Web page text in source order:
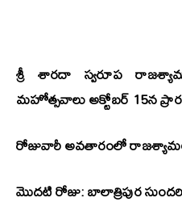
శ్రీ శారదా స్వరూప
మహోత్సవాలు అక్టోబర్ 15న
రోజువారీ అవతారంలో
మొదటి రోజు: బాలాత్రిపుర సుందరి